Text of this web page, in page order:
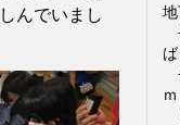
んでいまし
ば